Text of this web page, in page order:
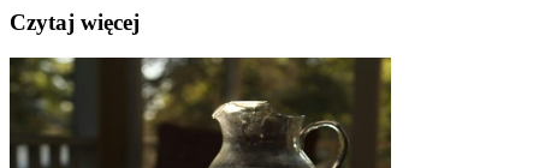
Czytaj więcej